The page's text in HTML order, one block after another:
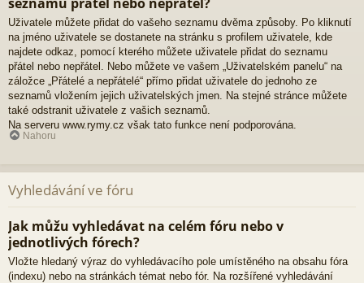
Uživatele můžete přidat do vašeho seznamu dvěma způsoby. Po kliknutí
na jméno uživatele se dostanete na stránku s profilem uživatele, kde
najdete odkaz, pomocí kterého můžete uživatele přidat do seznamu
přátel nebo nepřátel. Nebo můžete ve vašem „Uživatelském panelu“ na
záložce „Přátelé a nepřátelé“ přímo přidat uživatele do jednoho ze
seznamů vložením jejich uživatelských jmen. Na stejné stránce můžete
také odstranit uživatele z vašich seznamů.
Na serveru www.rymy.cz však tato funkce není podporována.
Nahoru
Vyhledávání ve fóru
Jak můžu vyhledávat na celém fóru nebo v
jednotlivých fórech?
Vložte hledaný výraz do vyhledávacího pole umístěného na obsahu fóra
(indexu) nebo na stránkách témat nebo fór. Na rozšířené vyhledávání